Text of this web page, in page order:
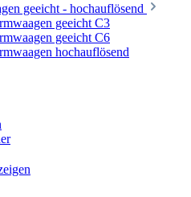
geeicht - hochauflösend
geeicht C3
geeicht C6
hochauflösend